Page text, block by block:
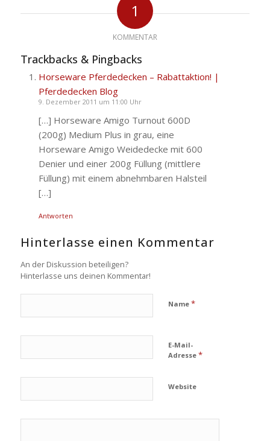
1
KOMMENTAR
Trackbacks & Pingbacks
Horseware Pferdedecken – Rabattaktion! |
Pferdedecken Blog
9. Dezember 2011 um 11:00 Uhr
[…] Horseware Amigo Turnout 600D
(200g) Medium Plus in grau, eine
Horseware Amigo Weidedecke mit 600
Denier und einer 200g Füllung (mittlere
Füllung) mit einem abnehmbaren Halsteil
[…]
Antworten
Hinterlasse einen Kommentar
An der Diskussion beteiligen?
Hinterlasse uns deinen Kommentar!
Name *
E-Mail-
Adresse *
Website